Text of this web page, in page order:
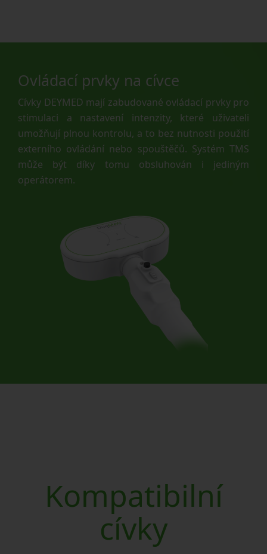
Ovládací prvky na cívce
Cívky DEYMED mají zabudované ovládací prvky pro
stimulaci a nastavení intenzity, které uživateli
umožňují plnou kontrolu, a to bez nutnosti použití
externího ovládání nebo spouštěčů. Systém TMS
může být díky tomu obsluhován i jediným
operátorem.
Kompatibilní
cívky